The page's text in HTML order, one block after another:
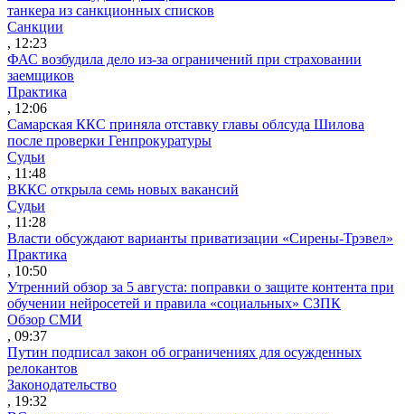
танкера из санкционных списков
Санкции
, 12:23
ФАС возбудила дело из-за ограничений при страховании
заемщиков
Практика
, 12:06
Самарская ККС приняла отставку главы облсуда Шилова
после проверки Генпрокуратуры
Судьи
, 11:48
ВККС открыла семь новых вакансий
Судьи
, 11:28
Власти обсуждают варианты приватизации «Сирены-Трэвел»
Практика
, 10:50
Утренний обзор за 5 августа: поправки о защите контента при
обучении нейросетей и правила «социальных» СЗПК
Обзор СМИ
, 09:37
Путин подписал закон об ограничениях для осужденных
релокантов
Законодательство
, 19:32